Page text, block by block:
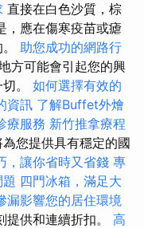
直接在白色沙質，棕
，應在傷寒疫苗或瘧
助您成功的網路行
方可能會引起您的興
。 如何選擇有效的
資訊 了解Buffet外燴
療服務 新竹推拿療程
您提供具有穩定的國
，讓你省時又省錢 專
四門冰箱，滿足大
漏影響您的居住環境
提供和連續折扣。 高